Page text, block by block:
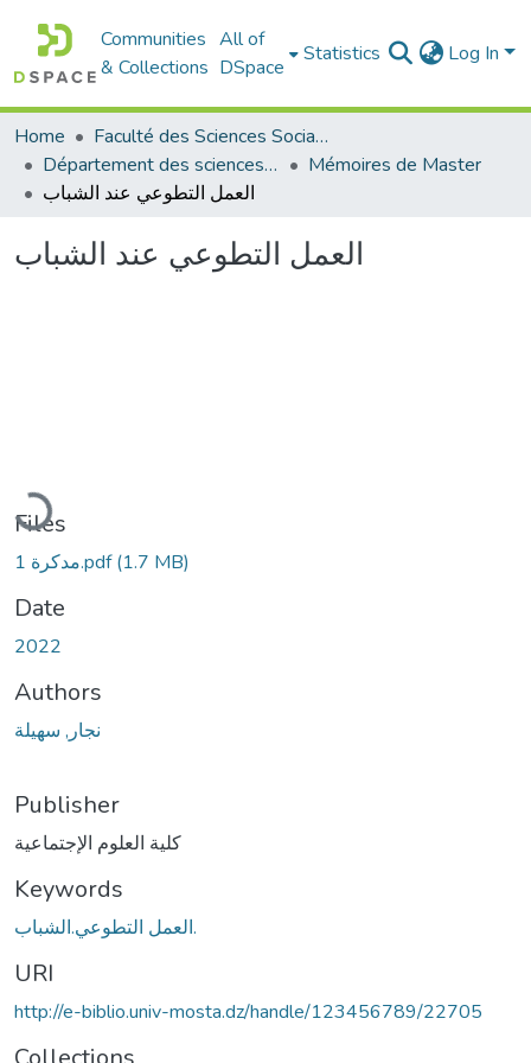
Communities
& Collections
All of
DSpace
Statistics Log In
Home
Faculté des Sciences Sociales
Département des sciences sociales
Mémoires de Master
العمل التطوعي عند الشباب
العمل التطوعي عند الشباب
Files
مدكرة 1.pdf(1.7 MB)
Date
2022
Authors
نجار, سهيلة
Publisher
كلية العلوم الإجتماعية
Keywords
العمل التطوعي.الشباب.
URI
http://e-biblio.univ-mosta.dz/handle/123456789/22705